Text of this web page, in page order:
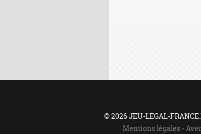
© 2026 JEU-LEGAL-
Mentions légales-